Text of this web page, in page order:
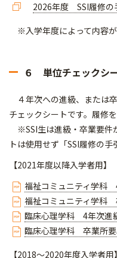
2026年度 SSI履修の
※入学年度によって内容が
６ 単位チェックシ
４年次への進級、または
チェックシートです。履修
※SSI生は進級・卒業要件
トは使用せず「SSI履修の手
【2021年度以降入学者用】
福祉コミュニティ学科
福祉コミュニティ学科
臨床心理学科 4年次進
臨床心理学科 卒業所要
【2018～2020年度入学者用】